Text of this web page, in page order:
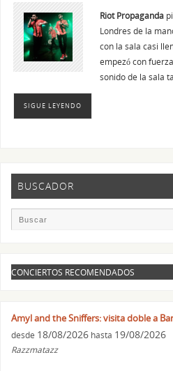
Riot Propaganda
Londres de la
con la sala casi
empezó con
sonido de la sala
SIGUE LEYENDO
BUSCADOR
CONCIERTOS RECOMENDADOS
Amyl and the Sniffers: visita doble a
desde 18/08/2026 hasta 19/08/2026
Razzmatazz